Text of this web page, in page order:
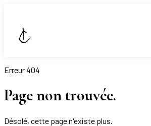
Erreur 404
Page non trouvée.
Désolé, cette page n'existe plus.